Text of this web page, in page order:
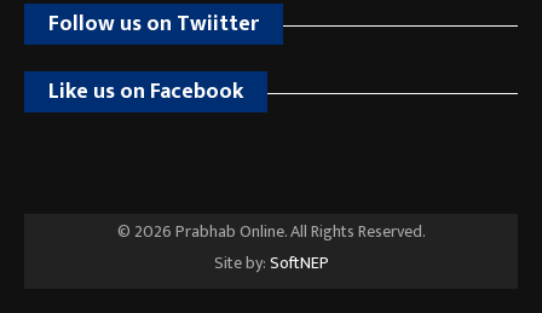
Follow us on Twiitter
Like us on Facebook
© 2026 Prabhab Online. All Rights Reserved.
Site by:SoftNEP